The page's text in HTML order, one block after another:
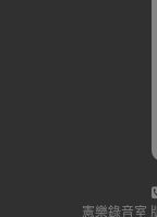
憲樂錄音室